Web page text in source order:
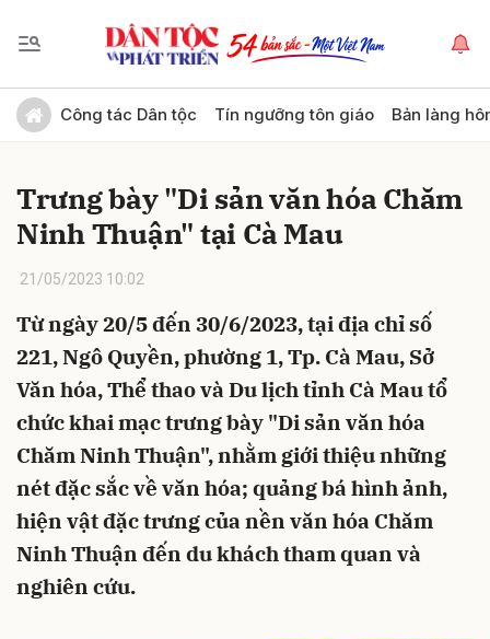
Công tác Dân tộc Tín ngưỡng tôn giáo Bản làng
Trưng bày "Di sản văn hóa Chăm
Ninh Thuận" tại Cà Mau
21/05/2023 10:02
Từ ngày 20/5 đến 30/6/2023, tại địa chỉ số
221, Ngô Quyền, phường 1, Tp. Cà Mau, Sở
Văn hóa, Thể thao và Du lịch tỉnh Cà Mau tổ
chức khai mạc trưng bày "Di sản văn hóa
Chăm Ninh Thuận", nhằm giới thiệu những
nét đặc sắc về văn hóa; quảng bá hình ảnh,
hiện vật đặc trưng của nền văn hóa Chăm
Ninh Thuận đến du khách tham quan và
nghiên cứu.
Gửi bình luận
Hủy Gửi